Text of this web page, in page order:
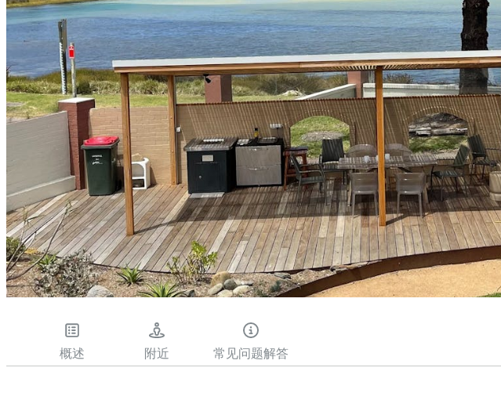
概述 附近 常见问题解答